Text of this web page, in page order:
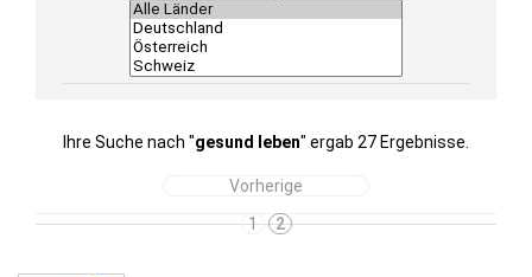
Ihre Suche nach "gesund leben" ergab 27 Ergebnisse.
Vorherige
1
2